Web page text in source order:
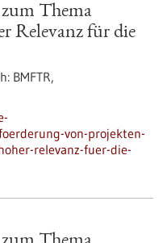
Thema
Relevanz für die
BMFTR,
von-projekten-
relevanz-fuer-die-